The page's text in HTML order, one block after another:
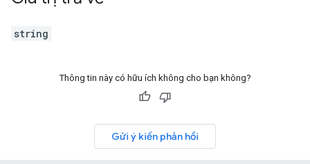
string
Thông tin này có hữu ích không cho bạn không?
Gửi ý kiến phản hồi